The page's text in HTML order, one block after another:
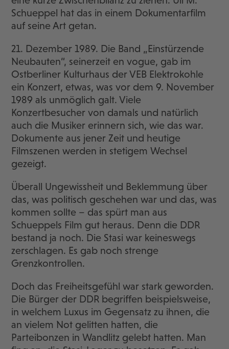
Schueppel hat das in einem Dokumentarfilm
auf seine Art getan.
21. Dezember 1989. Die Band „Einstürzende
Neubauten“, seinerzeit en vogue, gab im
Ostberliner Kulturhaus der VEB Elektrokohle
ein Konzert, etwas, was vor dem 9. November
1989 als unmöglich galt. Viele
Konzertbesucher von damals und natürlich
auch die Musiker erinnern sich, wie das war.
Dokumente aus jener Zeit und heutige
Filmszenen werden in stetigem Wechsel
gezeigt.
Überall Ungewissheit und Beklemmung über
das, was politisch geschehen war und das, was
kommen sollte – das spürt man aus
Schueppels Film gut heraus. Denn die DDR
bestand ja noch. Die Stasi war keineswegs
zerschlagen. Es gab noch strenge
Grenzkontrollen.
Doch das Freiheitsgefühl war stark geworden.
Die Bürger der DDR begriffen beispielsweise,
in welchem Luxus im Gegensatz zu ihnen, die
an vielem Not gelitten hatten, die
Parteibonzen in Wandlitz gelebt hatten. Man